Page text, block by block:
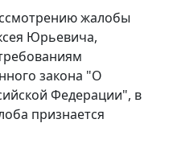
жалобы
Юрьевича,
закона "О
Федерации", в
признается